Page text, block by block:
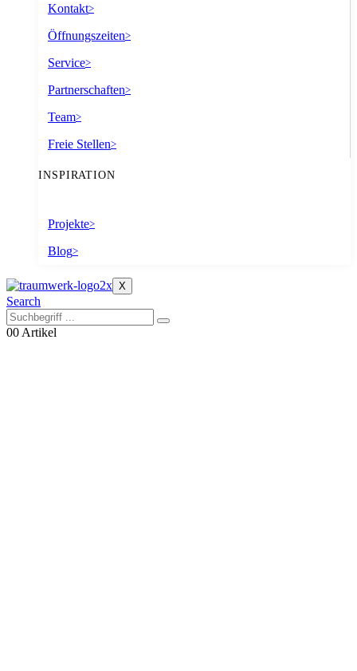
Kontakt>
Öffnungszeiten>
Service>
Partnerschaften>
Team>
Freie Stellen>
INSPIRATION
Projekte>
Blog>
X
Search
00 Artikel